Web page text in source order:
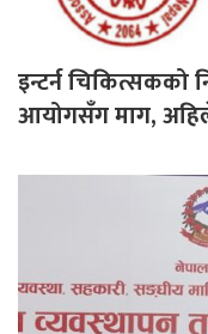
इन्टर्न चिकित्सकको
आयोगसँग माग,